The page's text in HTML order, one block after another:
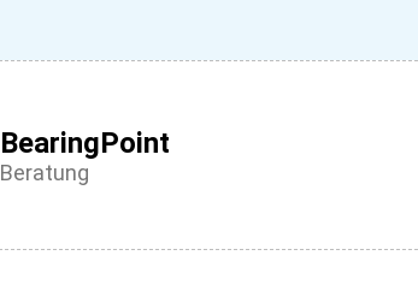
BearingPoint
Beratung